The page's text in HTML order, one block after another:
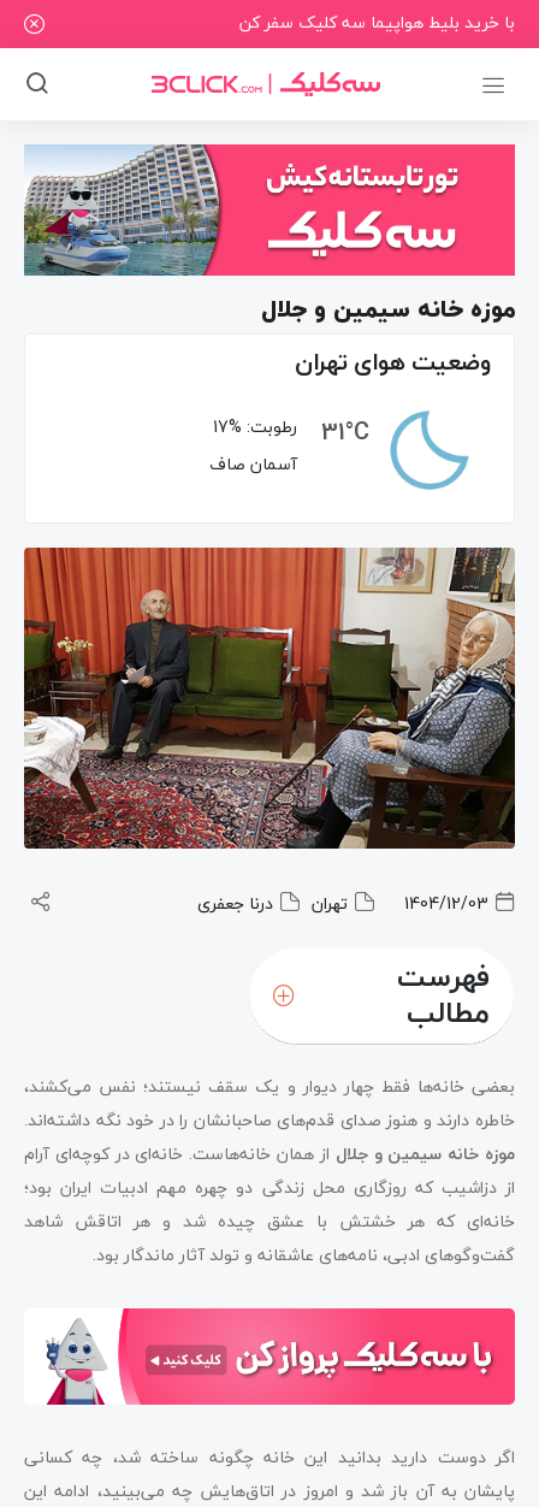
با خرید بلیط هواپیما سه کلیک سفر کن
موزه خانه سیمین و جلال
وضعیت هوای تهران
31°C
رطوبت: 17%
آسمان صاف
1404/12/03 تهران درنا جعفری
فهرست
مطالب
بعضی خانه‌ها فقط چهار دیوار و یک سقف نیستند؛ نفس می‌کشند،
خاطره دارند و هنوز صدای قدم‌های صاحبانشان را در خود نگه داشته‌اند.
موزه خانه سیمین و جلال از همان خانه‌هاست. خانه‌ای در کوچه‌ای آرام
از دزاشیب که روزگاری محل زندگی دو چهره مهم ادبیات ایران بود؛
خانه‌ای که هر خشتش با عشق چیده شد و هر اتاقش شاهد
گفت‌وگوهای ادبی، نامه‌های عاشقانه و تولد آثار ماندگار بود.
اگر دوست دارید بدانید این خانه چگونه ساخته شد، چه کسانی
پایشان به آن باز شد و امروز در اتاق‌هایش چه می‌بینید، ادامه این